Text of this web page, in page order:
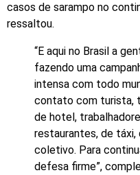
casos de sarampo no
ressaltou.
“E aqui no Brasil a
fazendo uma
intensa com todo
contato com turista,
de hotel,
restaurantes, de
coletivo. Para
defesa firme”,